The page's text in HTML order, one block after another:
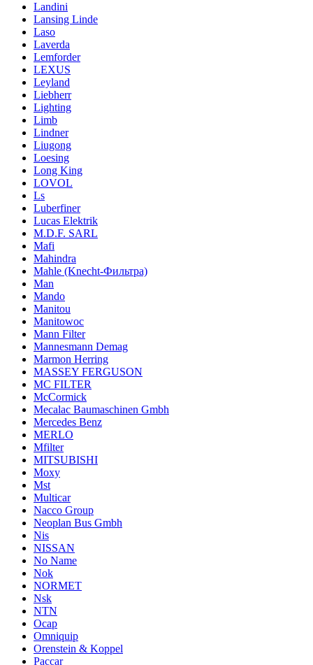
Landini
Lansing Linde
Laso
Laverda
Lemforder
LEXUS
Leyland
Liebherr
Lighting
Limb
Lindner
Liugong
Loesing
Long King
LOVOL
Ls
Luberfiner
Lucas Elektrik
M.D.F. SARL
Mafi
Mahindra
Mahle (Knecht-Фильтра)
Man
Mando
Manitou
Manitowoc
Mann Filter
Mannesmann Demag
Marmon Herring
MASSEY FERGUSON
MC FILTER
McCormick
Mecalac Baumaschinen Gmbh
Mercedes Benz
MERLO
Mfilter
MITSUBISHI
Moxy
Mst
Multicar
Nacco Group
Neoplan Bus Gmbh
Nis
NISSAN
No Name
Nok
NORMET
Nsk
NTN
Ocap
Omniquip
Orenstein & Koppel
Paccar